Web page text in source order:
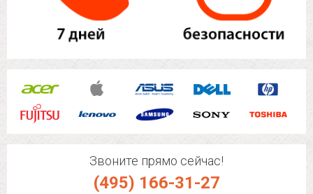
Звоните прямо сейчас!
(495) 166-31-27